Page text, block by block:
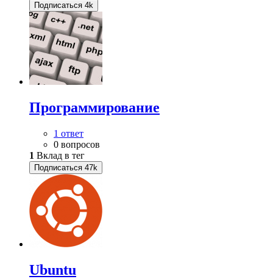
Подписаться 4k
Программирование
1 ответ
0 вопросов
1 Вклад в тег
Подписаться 47k
Ubuntu